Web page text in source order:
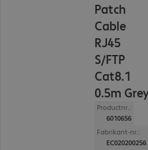
Patch
Cable
RJ45
S/FTP
Cat8.1
0.5m
Productnr.:
6010656
Fabrikant-nr.:
EC020200256